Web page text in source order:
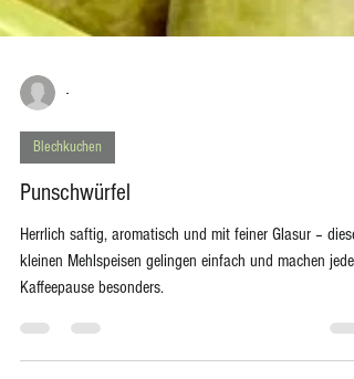
-
Blechkuchen
Punschwürfel
Herrlich saftig, aromatisch und mit feiner Glasur – diese
kleinen Mehlspeisen gelingen einfach und machen jede